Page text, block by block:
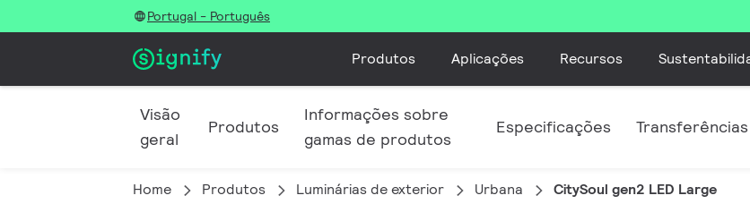
Portugal - Português
Produtos Aplicações Recursos
Visão
geral
Produtos
Informações sobre
gamas de produtos
Especificações Transferências
Home Produtos Luminárias de exterior Urbana CitySoul gen2 LED Large